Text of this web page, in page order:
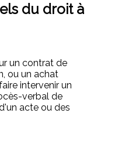
du droit à
un contrat de
ou un achat
intervenir un
verbal de
acte ou des